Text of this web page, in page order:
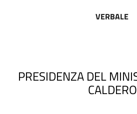
VERBALE
PRESIDENZA DEL